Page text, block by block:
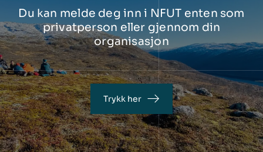
Du kan melde deg inn i NFUT enten som
privatperson eller gjennom din
organisasjon
Trykk her